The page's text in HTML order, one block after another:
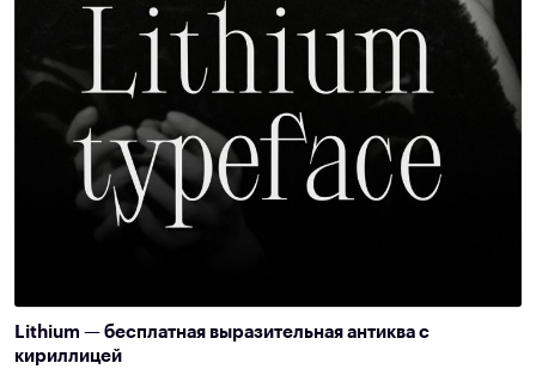
Lithium — бесплатная выразительная антиква с
кириллицей